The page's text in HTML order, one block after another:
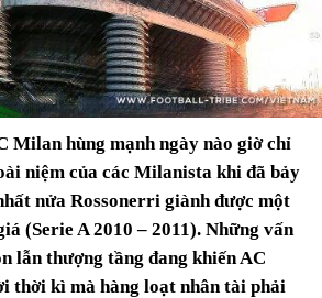
Milan hùng mạnh ngày nào giờ chỉ
niệm của các Milanista khi đã bảy
nửa Rossonerri giành được một
(Serie A 2010 – 2011). Những vấn
lẫn thượng tầng đang khiến AC
thời kì mà hàng loạt nhân tài phải